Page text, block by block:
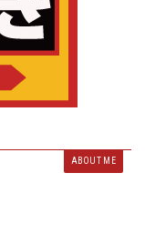
ABOUT ME